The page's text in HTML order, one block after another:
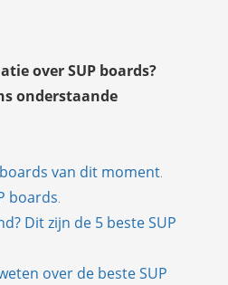
over SUP boards?
onderstaande
van dit moment.
boards.
Dit zijn de 5 beste SUP
over de beste SUP